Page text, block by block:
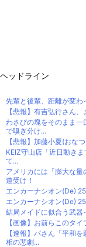
ヘッドライン
先輩と後輩、距離が変
【悲報】有吉弘行さん
わさびの塊をそのまま
で嗅ぎ分け...
【悲報】加藤小夏(おな
KEIZ守山店「近日動き
て...
アメリカには「膨大な
道受け！
エンカーナシオン(De)
エンカーナシオン(De)
結局メイドに似合う武器
【画像】お前らこのタ
【速報】パさん「平和
相の悲劇...